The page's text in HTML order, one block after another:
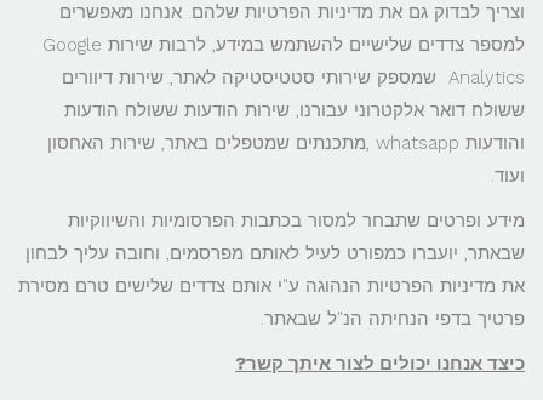
וצריך לבדוק גם את מדיניות הפרטיות שלהם. אנחנו מאפשרים
למספר צדדים שלישיים להשתמש במידע, לרבות שירות Google
Analytics שמספק שירותי סטטיסטיקה לאתר, שירות דיוורים
ששולח דואר אלקטרוני עבורנו, שירות הודעות ששולח הודעות
והודעות whatsapp ,מתכנתים שמטפלים באתר, שירות האחסון
ועוד.
מידע ופרטים שתבחר למסור בכתבות הפרסומיות והשיווקיות
שבאתר, יועברו כמפורט לעיל לאותם מפרסמים, וחובה עליך לבחון
את מדיניות הפרטיות הנהוגה ע"י אותם צדדים שלישים טרם מסירת
פרטיך בדפי הנחיתה הנ"ל שבאתר.
כיצד אנחנו יכולים לצור איתך קשר?